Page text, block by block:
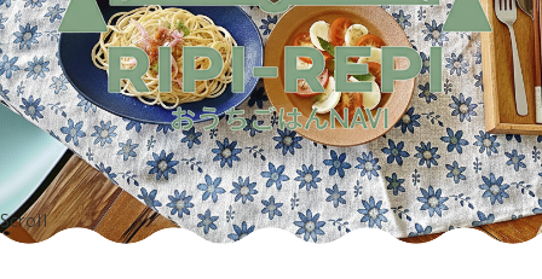
Scroll